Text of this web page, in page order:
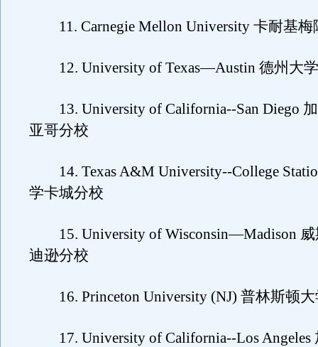
11. Carnegie Mellon University 卡耐基梅
12. University of Texas—Austin 德州大
13. University of California--San Diego
亚哥分校
14. Texas A&M University--College
学卡城分校
15. University of Wisconsin—Madison 威
迪逊分校
16. Princeton University (NJ) 普林斯顿大
17. University of California--Los Angeles